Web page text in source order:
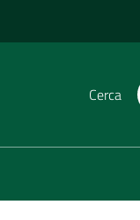
Cerca